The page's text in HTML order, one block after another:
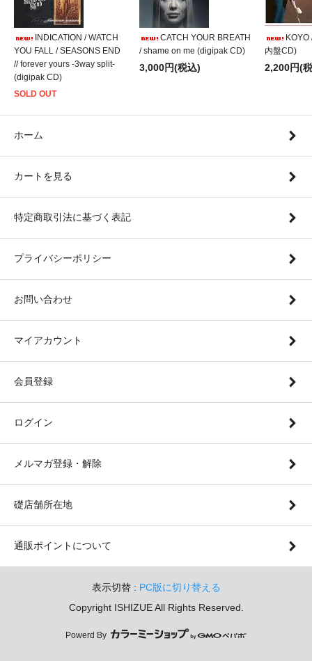
INDICATION / WATCH
YOU FALL / SEASONS END
// forever yours -3way split-
(digipak CD)
SOLD OUT
CATCH YOUR BREATH
/ shame on me (digipak CD)
3,000円(税込)
内盤CD)
2,200円(
ホーム
カートを見る
特定商取引法に基づく表記
プライバシーポリシー
お問い合わせ
マイアカウント
会員登録
ログイン
メルマガ登録・解除
礎店舗所在地
通販ポイントについて
表示切替 : PC版に切り替える
Copyright ISHIZUE All Rights Reserved.
Powerd By